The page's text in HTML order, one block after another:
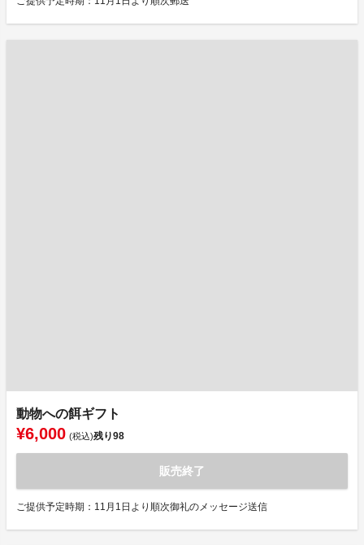
動物への餌ギフト
¥6,000 (税込)残り98
販売終了
ご提供予定時期：11月1日より順次御礼のメッセージ送信